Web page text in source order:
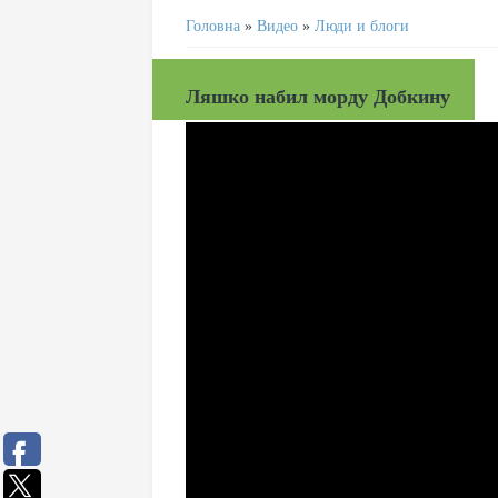
Головна » Видео » Люди и блоги
Ляшко набил морду Добкину